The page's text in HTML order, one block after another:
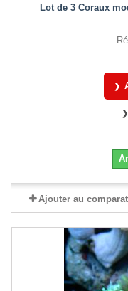
Lot de 3 Coraux
Ajouter au